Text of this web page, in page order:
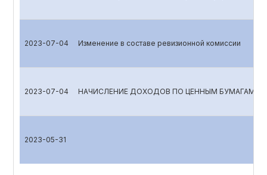
2023-07-04 Изменение в составе ревизионной комиссии
2023-07-04 НАЧИСЛЕНИЕ ДОХОДОВ ПО ЦЕННЫМ БУМАГАМ
2023-05-31